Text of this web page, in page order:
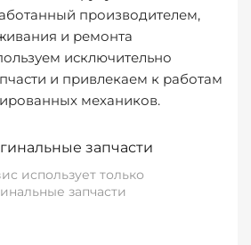
производителем,
и ремонта
исключительно
и привлекаем к работам
механиков.
запчасти
использует только
запчасти